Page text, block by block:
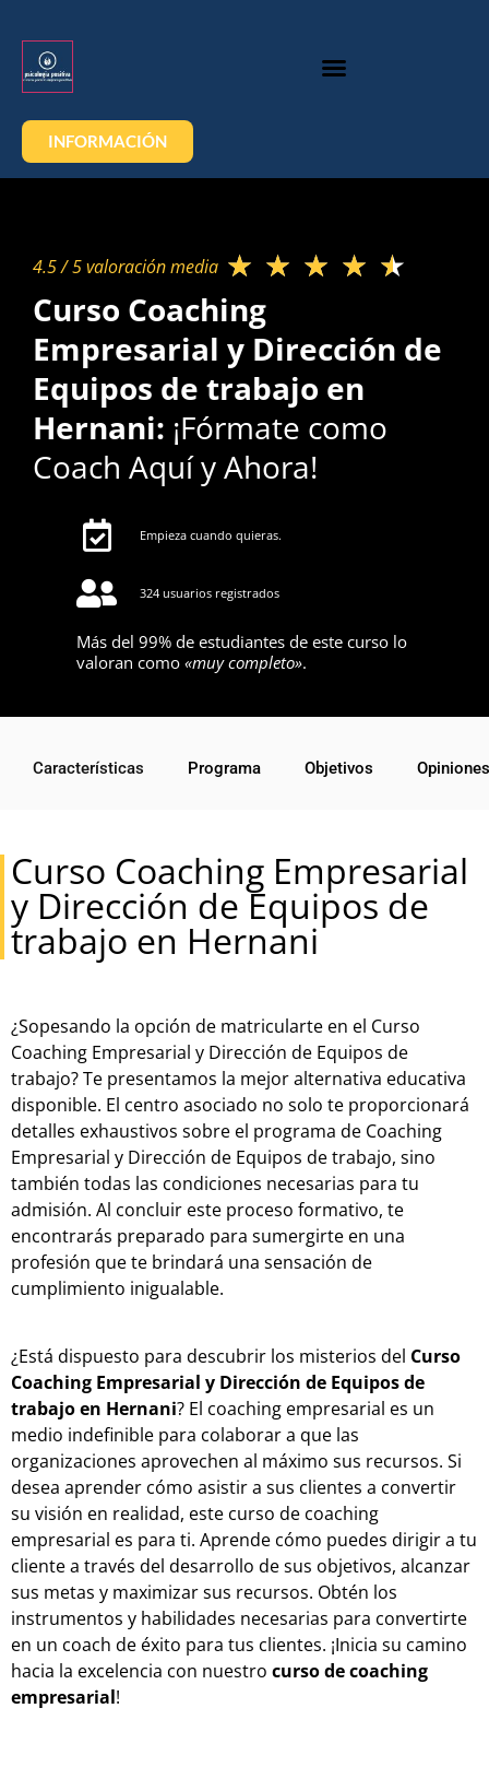
INFORMACIÓN
4.5 / 5 valoración media​ ★ ★ ★ ★ ★
Curso Coaching
Empresarial y Dirección de
Equipos de trabajo en
Hernani: ¡Fórmate como
Coach Aquí y Ahora!
Empieza cuando quieras.
324 usuarios registrados
Más del 99% de estudiantes de este curso lo
valoran como «muy completo».
Características Programa Objetivos Opiniones
Curso Coaching Empresarial
y Dirección de Equipos de
trabajo en Hernani
¿Sopesando la opción de matricularte en el Curso
Coaching Empresarial y Dirección de Equipos de
trabajo? Te presentamos la mejor alternativa educativa
disponible. El centro asociado no solo te proporcionará
detalles exhaustivos sobre el programa de Coaching
Empresarial y Dirección de Equipos de trabajo, sino
también todas las condiciones necesarias para tu
admisión. Al concluir este proceso formativo, te
encontrarás preparado para sumergirte en una
profesión que te brindará una sensación de
cumplimiento inigualable.
¿Está dispuesto para descubrir los misterios del Curso
Coaching Empresarial y Dirección de Equipos de
trabajo en Hernani? El coaching empresarial es un
medio indefinible para colaborar a que las
organizaciones aprovechen al máximo sus recursos. Si
desea aprender cómo asistir a sus clientes a convertir
su visión en realidad, este curso de coaching
empresarial es para ti. Aprende cómo puedes dirigir a tu
cliente a través del desarrollo de sus objetivos, alcanzar
sus metas y maximizar sus recursos. Obtén los
instrumentos y habilidades necesarias para convertirte
en un coach de éxito para tus clientes. ¡Inicia su camino
hacia la excelencia con nuestro curso de coaching
empresarial!